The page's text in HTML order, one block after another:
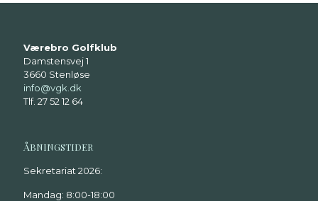
Værebro Golfklub
Damstensvej 1
3660 Stenløse
info@vgk.dk
Tlf. 27 52 12 64
ÅBNINGSTIDER
Sekretariat 2026:
Mandag: 8:00-18:00